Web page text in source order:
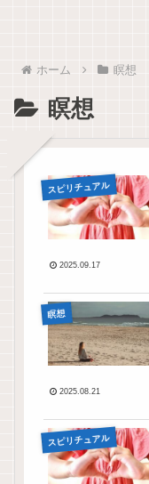
ホーム 瞑想
瞑想
スピリチュアル
2025.09.17
瞑想
2025.08.21
スピリチュアル